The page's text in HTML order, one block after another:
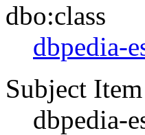
dbo:class
dbpedia-
Subject Item
dbpedia-